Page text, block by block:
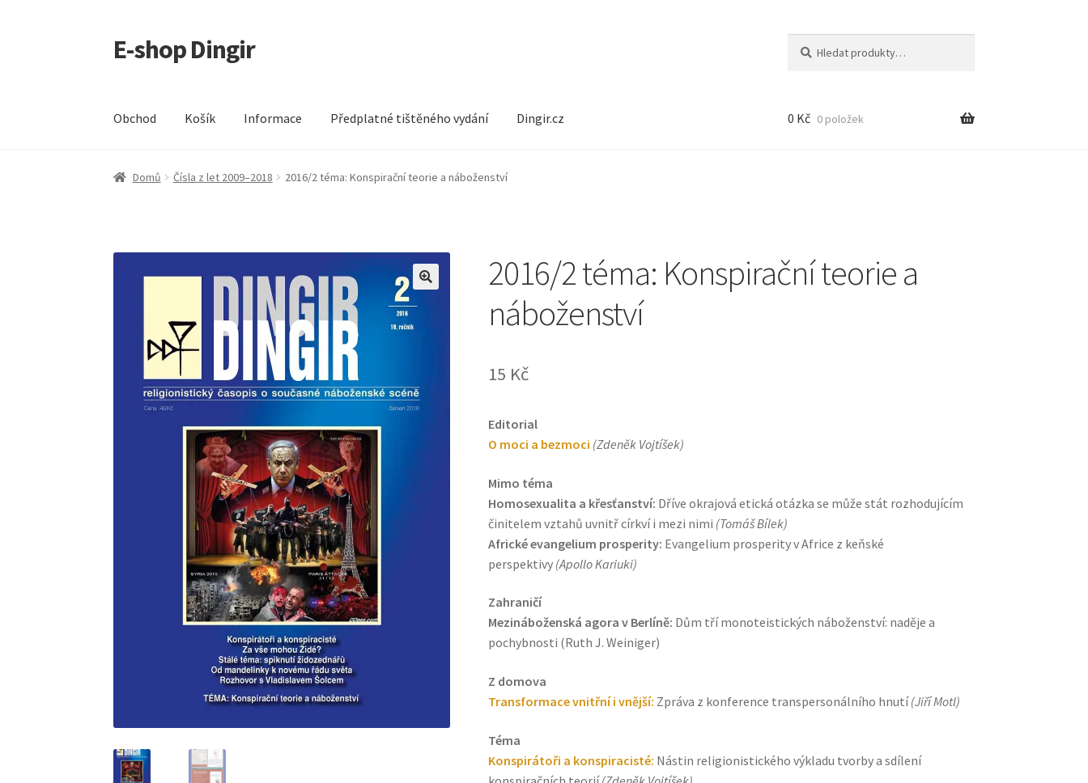
Přeskočit
na
Přejít
k
E-shop Dingir
Obchod Košík Informace Předplatné tištěného vydání Dingir.cz 0 Kč 0 položek
Domů Čísla z let 2009–2018 2016/2 téma: Konspirační teorie a náboženství
2016/2 téma: Konspirační teorie a
náboženství
15 Kč
Editorial
O moci a bezmoci (Zdeněk Vojtíšek)
Mimo téma
Homosexualita a křesťanství: Dříve okrajová etická otázka se může stát rozhodujícím
činitelem vztahů uvnitř církví i mezi nimi (Tomáš Bílek)
Africké evangelium prosperity: Evangelium prosperity v Africe z keňské
perspektivy (Apollo Kariuki)
Zahraničí
Mezináboženská agora v Berlíně: Dům tří monoteistických náboženství: naděje a
pochybnosti (Ruth J. Weiniger)
Z domova
Transformace vnitřní i vnější: Zpráva z konference transpersonálního hnutí(Jiří Motl)
Téma
Konspirátoři a konspiracisté: Nástin religionistického výkladu tvorby a sdílení